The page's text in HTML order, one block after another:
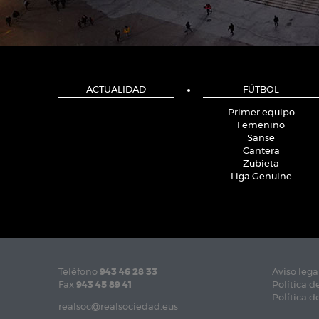
ACTUALIDAD FÚTBOL
Primer equipo
Femenino
Sanse
Cantera
Zubieta
Liga Genuine
Teléfono 943 46 28 33
Fax 943 45 89 41
realsoc@realsociedad.eus
Aviso
Política
Política